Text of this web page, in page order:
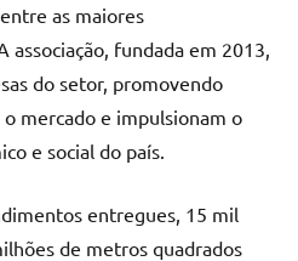
as maiores
associação, fundada em 2013,
do setor, promovendo
mercado e impulsionam o
e social do país.
entregues, 15 mil
de metros quadrados